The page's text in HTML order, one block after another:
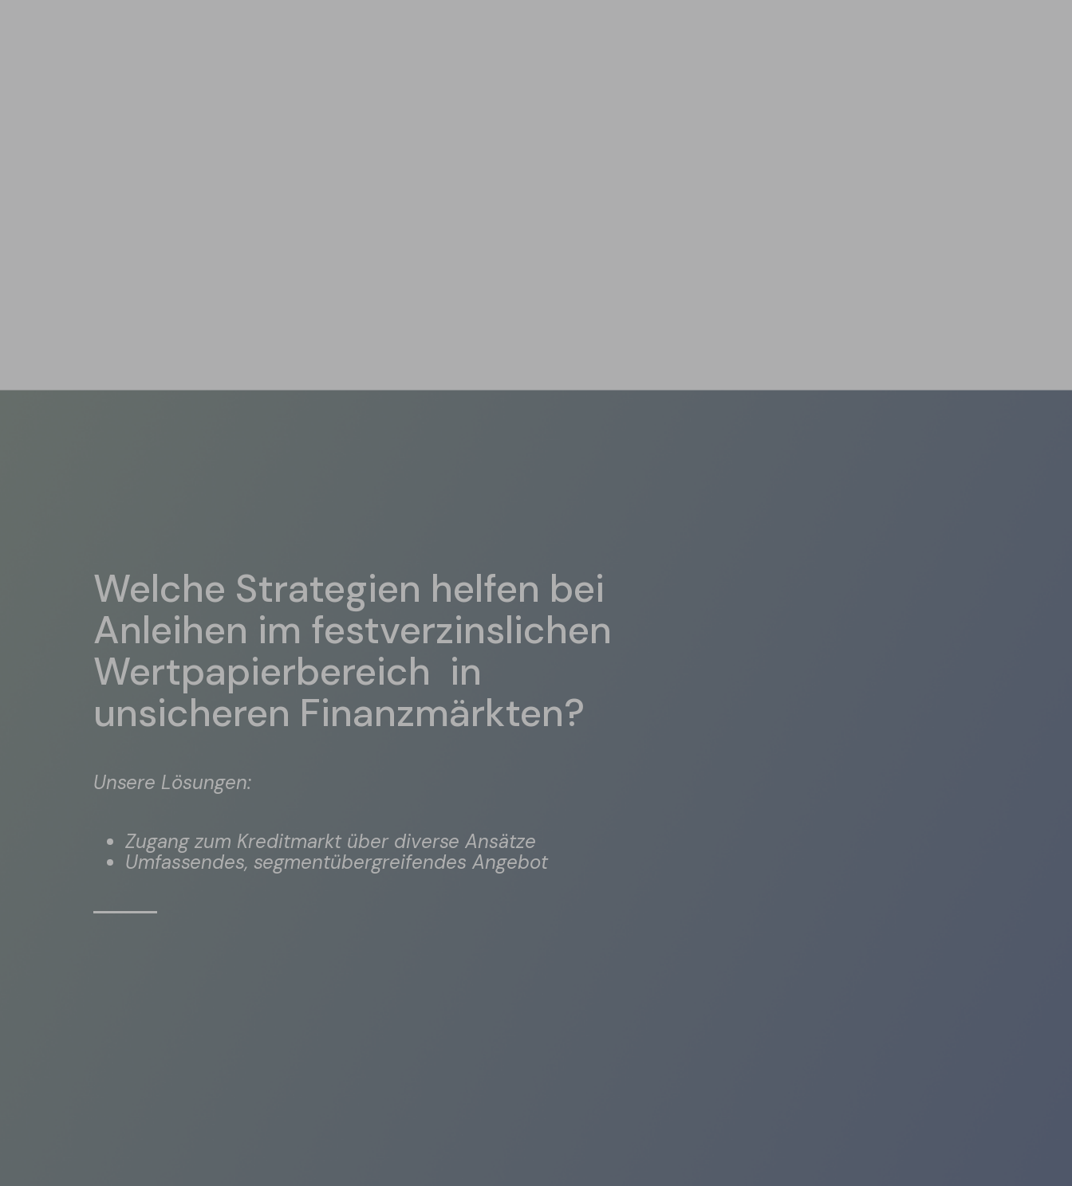
Welche Strategien helfen bei
Anleihen im festverzinslichen
Wertpapierbereich in
unsicheren Finanzmärkten?
Unsere Lösungen:
Zugang zum Kreditmarkt über diverse Ansätze
Umfassendes, segmentübergreifendes Angebot